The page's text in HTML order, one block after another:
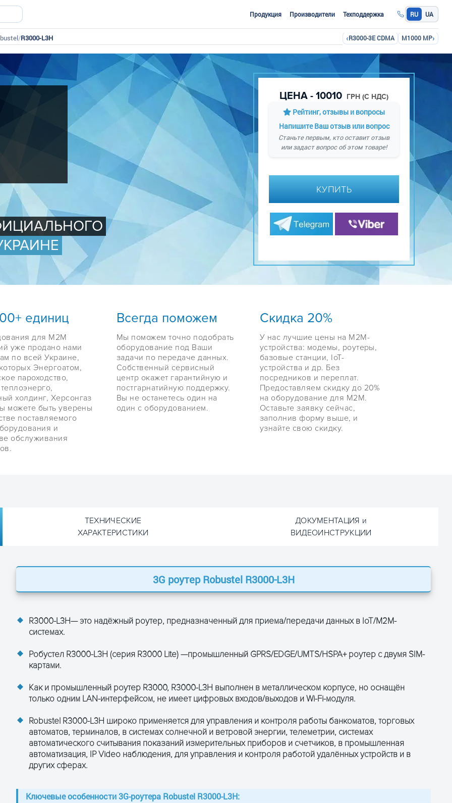
Продукция Производители Техподдержка RU UA
/R3000-L3H ‹R3000-3E CDMA M1000 MP›
ЦЕНА - 10010 ГРН (С НДС)
Рейтинг, отзывы и вопросы
Напишите Ваш отзыв или вопрос
Станьте первым, кто оставит отзыв
или задаст вопрос об этом товаре!
КУПИТЬ
единиц
для M2M
уже продано нами
по всей Украине,
Энергоатом,
пароходство,
холдинг, Херсонгаз
можете быть уверены
поставляемого
и
обслуживания
Всегда поможем
Мы поможем точно подобрать
оборудование под Ваши
задачи по передаче данных.
Собственный сервисный
центр окажет гарантийную и
постгарнатийную поддержку.
Вы не останетесь один на
один с оборудованием.
Скидка 20%
У нас лучшие цены на М2М-
устройства: модемы, роутеры,
базовые станции, IoT-
устройства и др. Без
посредников и переплат.
Предоставляем скидку до 20%
на оборудование для М2М.
Оставьте заявку сейчас,
заполнив форму выше, и
узнайте свою скидку.
ТЕХНИЧЕСКИЕ
ХАРАКТЕРИСТИКИ
ДОКУМЕНТАЦИЯ и
ВИДЕОИНСТРУКЦИИ
3G роутер Robustel R3000-L3H
R3000-L3H— это надёжный роутер, предназначенный для приема/передачи данных в IoT/М2М-
системах.
Робустел R3000-L3H (серия R3000 Lite) —промышленный GPRS/EDGE/UMTS/HSPA+ роутер с двумя SIM-
картами.
Как и промышленный роутер R3000, R3000-L3H выполнен в металлическом корпусе, но оснащён
только одним LAN-интерфейсом, не имеет цифровых входов/выходов и Wi-Fi-модуля.
Robustel R3000-L3H широко применяется для управления и контроля работы банкоматов, торговых
автоматов, терминалов, в системах солнечной и ветровой энергии, телеметрии, системах
автоматического считывания показаний измерительных приборов и счетчиков, в промышленная
автоматизация, IP Video наблюдения, для управления и контроля работой удалённых устройств и в
других сферах.
Ключевые особенности 3G-роутера Robustel R3000-L3H:
R3000-L3H
UL), class 12
(DL/UL)
(DL/UL)
7E2, 7O2, 7N2, 7E1
ОСТАВЬТЕ ЗАЯВКУ
ПОЛУЧИТЬ КОНСУЛЬТАЦИЮ
Robustel R3000-L3H:
ОСТАВЬТЕ ЗАЯВКУ
ПОЛУЧИТЬ КОНСУЛЬТАЦИЮ